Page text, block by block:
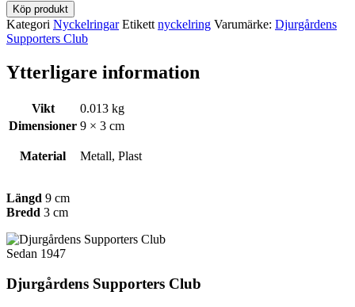
Köp produkt
Kategori Nyckelringar Etikett nyckelring Varumärke: Djurgårdens
Supporters Club
Ytterligare information
Vikt
0.013 kg
Dimensioner 9 × 3 cm
Material Metall, Plast
Längd 9 cm
Bredd 3 cm
Sedan 1947
Djurgårdens Supporters Club